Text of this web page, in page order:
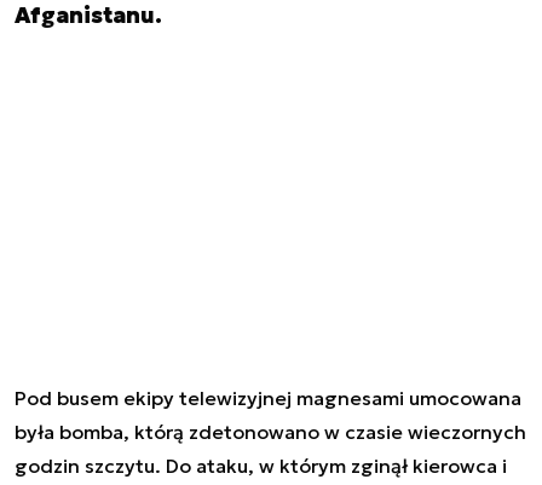
Afganistanu.
Pod busem ekipy telewizyjnej magnesami umocowana
była bomba, którą zdetonowano w czasie wieczornych
godzin szczytu. Do ataku, w którym zginął kierowca i